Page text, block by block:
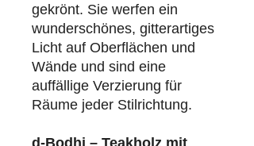
gekrönt. Sie werfen ein
wunderschönes, gitterartiges
Licht auf Oberflächen und
Wände und sind eine
auffällige Verzierung für
Räume jeder Stilrichtung.
d-Bodhi – Teakholz mit